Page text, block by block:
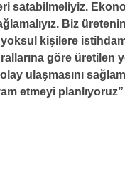
satabilmeliyiz.
Biz
yoksul kişilere
göre üretilen
ulaşmasını
etmeyi planlıyoruz”